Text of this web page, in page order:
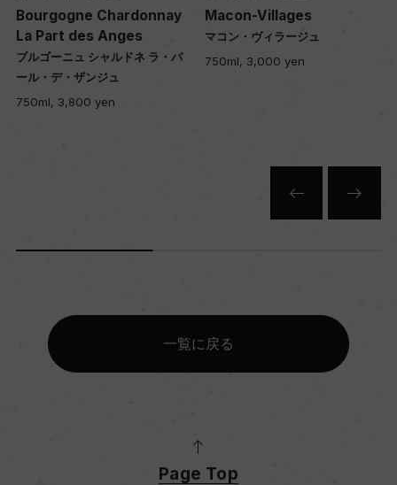
Bourgogne Chardonnay
La Part des Anges
ブルゴーニュ シャルドネ ラ・パ
ール・デ・ザンジュ
750ml, 3,800 yen
Macon-Villages
マコン・ヴィラージュ
750ml, 3,000 yen
一覧に戻る
Page Top